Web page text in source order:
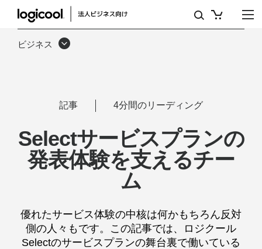
SELECT
サ
ラ
ビジネス
記事 4分間のリーディング
Selectサービスプランの
発表体験を支えるチー
ム
優れたサービス体験の中核は何かもちろん反対
側の人々もです。この記事では、ロジクール
Selectのサービスプランの舞台裏で働いている